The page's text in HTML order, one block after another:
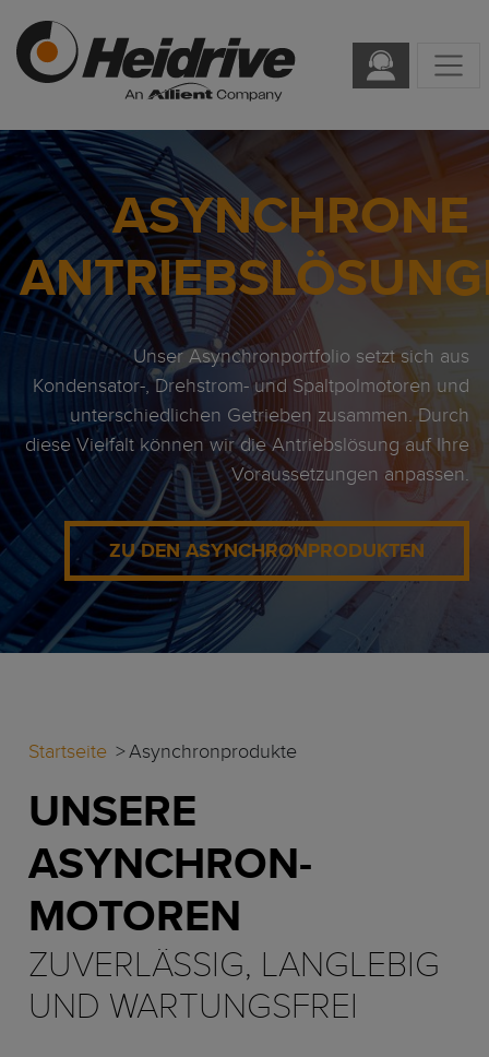
ASYNCHRONE
Unser Asynchronportfolio setzt sich aus
Kondensator-, Drehstrom- und Spaltpolmotoren und
unterschiedlichen Getrieben zusammen. Durch
diese Vielfalt können wir die Antriebslösung auf Ihre
Voraussetzungen anpassen.
ZU DEN ASYNCHRONPRODUKTEN
Startseite Asynchronprodukte
UNSERE
ASYNCHRON-
MOTOREN
ZUVERLÄSSIG, LANGLEBIG
UND WARTUNGSFREI